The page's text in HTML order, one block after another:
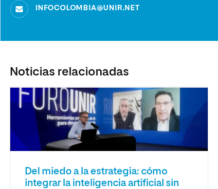
INFOCOLOMBIA@UNIR.NET
Noticias relacionadas
Del miedo a la estrategia: cómo
integrar la inteligencia artificial sin